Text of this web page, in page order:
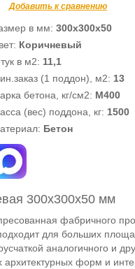
Добавить к сравнению
в мм:300х300х50
Коричневый
в м2: 11,1
(1 поддон), м2: 13
бетона, кг/см2: М400
(вес) поддона, кг: 1500
Бетон
300х300х50 мм
фабричного
для больших
аналогичного и
форм и